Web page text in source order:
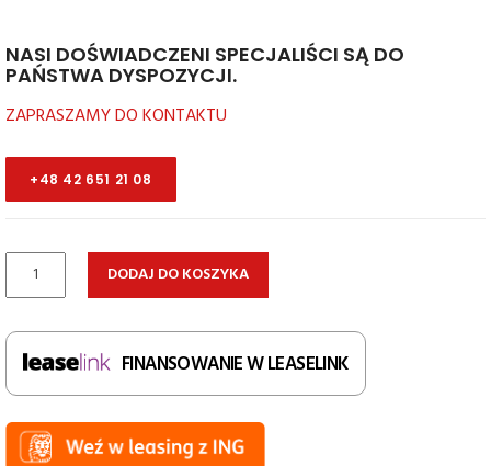
NASI DOŚWIADCZENI SPECJALIŚCI SĄ DO
PAŃSTWA DYSPOZYCJI.
ZAPRASZAMY DO KONTAKTU
+48 42 651 21 08
ilość
paletowy
HEMMDAL
PTM
2.0
DODAJ DO KOSZYKA
FINANSOWANIE W LEASELINK